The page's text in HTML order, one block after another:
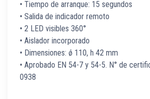
• Tiempo de arranque: 15 segundos
• Salida de indicador remoto
• 2 LED visibles 360°
• Aislador incorporado
• Dimensiones: ǿ 110, h 42 mm
• Aprobado EN 54-7 y 54-5. N° de
0938